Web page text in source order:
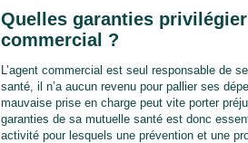
Quelles garanties
commercial ?
L’agent commercial est seul responsable de
santé, il n’a aucun revenu pour pallier ses
mauvaise prise en charge peut vite porter
garanties de sa mutuelle santé est donc
activité pour lesquels une prévention et une